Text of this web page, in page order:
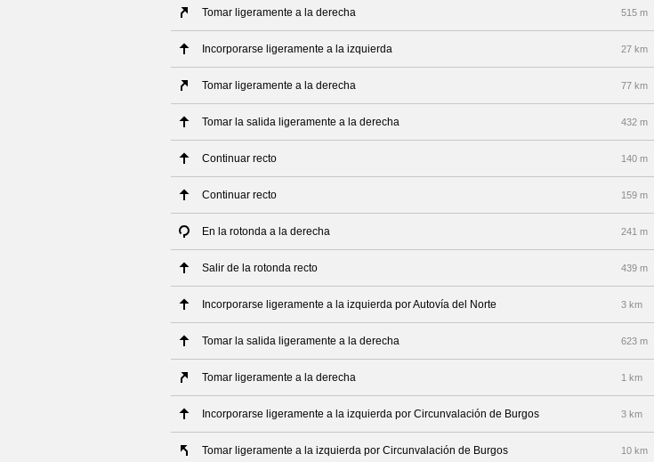
Tomar ligeramente a la derecha 515 m
Incorporarse ligeramente a la izquierda 27 km
Tomar ligeramente a la derecha 77 km
Tomar la salida ligeramente a la derecha 432 m
Continuar recto 140 m
Continuar recto 159 m
En la rotonda a la derecha 241 m
Salir de la rotonda recto 439 m
Incorporarse ligeramente a la izquierda por Autovía del Norte 3 km
Tomar la salida ligeramente a la derecha 623 m
Tomar ligeramente a la derecha 1 km
Incorporarse ligeramente a la izquierda por Circunvalación de Burgos 3 km
Tomar ligeramente a la izquierda por Circunvalación de Burgos 10 km